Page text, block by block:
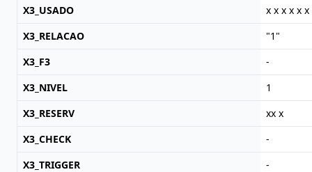
X3_USADO
x x x x x
X3_RELACAO
"1"
X3_F3
-
X3_NIVEL
1
X3_RESERV
xx x
X3_CHECK
-
X3_TRIGGER
-